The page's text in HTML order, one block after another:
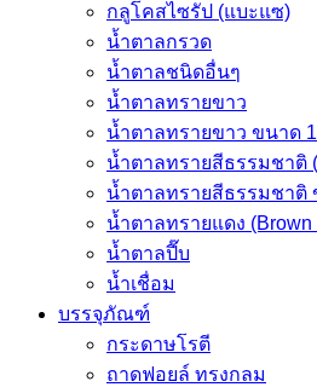
กลูโคสไซรัป (แบะแซ)
น้ำตาลกรวด
น้ำตาลชนิดอื่นๆ
น้ำตาลทรายขาว
น้ำตาลทรายขาว ขนาด
น้ำตาลทรายสีธรรมชาติ
น้ำตาลทรายสีธรรมชาติ
น้ำตาลทรายแดง (Brown
น้ำตาลปี๊บ
น้ำเชื่อม
บรรจุภัณฑ์
กระดาษโรตี
ถาดฟอยล์ ทรงกลม